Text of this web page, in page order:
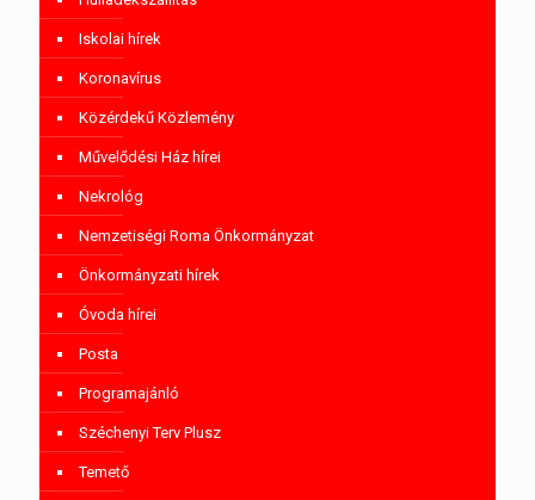
Iskolai hírek
Koronavírus
Közérdekű Közlemény
Művelődési Ház hírei
Nekrológ
Nemzetiségi Roma Önkormányzat
Önkormányzati hírek
Óvoda hírei
Posta
Programajánló
Széchenyi Terv Plusz
Temető